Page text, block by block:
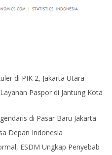
di PIK 2, Jakarta Utara
Paspor di Jantung Kota
di Pasar Baru Jakarta
Depan Indonesia
ESDM Ungkap Penyebab